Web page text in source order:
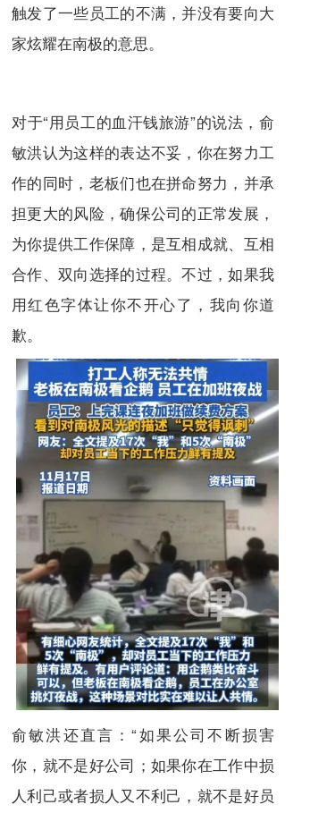
触发了一些员工的不满，并没有要向大
家炫耀在南极的意思。
对于“用员工的血汗钱旅游”的说法，俞
敏洪认为这样的表达不妥，你在努力工
作的同时，老板们也在拼命努力，并承
担更大的风险，确保公司的正常发展，
为你提供工作保障，是互相成就、互相
合作、双向选择的过程。不过，如果我
用红色字体让你不开心了，我向你道
歉。
俞敏洪还直言：“如果公司不断损害
你，就不是好公司；如果你在工作中损
人利己或者损人又不利己，就不是好员